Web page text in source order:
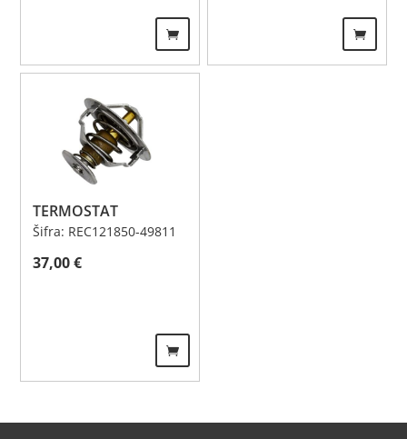
TERMOSTAT
Šifra: REC121850-49811
37,00€